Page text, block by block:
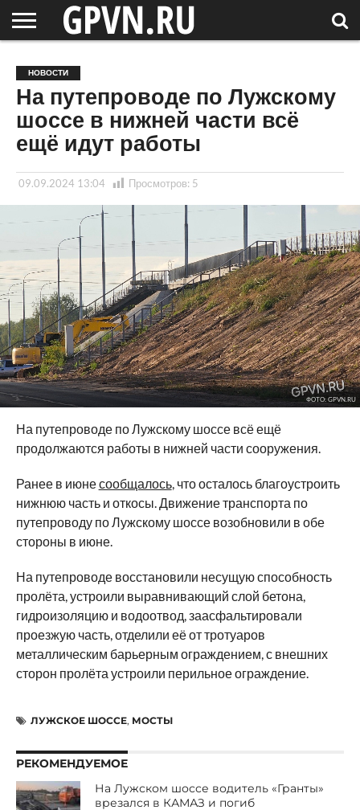
ОБЛАСТЬ
НОВОСТИ
СОСЕДЕЙ
РОССИЯ
/ МИР
СПЕЦПРОЕКТЫ
БЛОГ
СТАТЬИ
ФОТОРЕПОРТАЖИ
ИНТЕРВЬЮ
ОБЪЕКТЫ
ПОДБОРКИ
НОВОСТИ
На путепроводе по Лужскому
шоссе в нижней части всё
ещё идут работы
09.09.2024 13:04 Просмотров: 5
ФОТО: GPVN.RU
На путепроводе по Лужскому шоссе всё ещё
продолжаются работы в нижней части сооружения.
Ранее в июнесообщалось, что осталось благоустроить
нижнюю часть и откосы. Движение транспорта по
путепроводу по Лужскому шоссе возобновили в обе
стороны в июне.
На путепроводе восстановили несущую способность
пролёта, устроили выравнивающий слой бетона,
гидроизоляцию и водоотвод, заасфальтировали
проезжую часть, отделили её от тротуаров
металлическим барьерным ограждением, с внешних
сторон пролёта устроили перильное ограждение.
ЛУЖСКОЕ ШОССЕ, МОСТЫ
РЕКОМЕНДУЕМОЕ
На Лужском шоссе водитель «Гранты»
врезался в КАМАЗ и погиб